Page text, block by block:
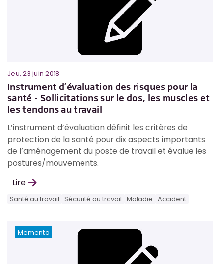
Jeu, 28 juin 2018
Instrument d’évaluation des risques pour la
santé - Sollicitations sur le dos, les muscles et
les tendons au travail
L’instrument d’évaluation définit les critères de
protection de la santé pour dix aspects importants
de l’aménagement du poste de travail et évalue les
postures/mouvements.
Lire
Santé au travail Sécurité au travail Maladie Accident
Memento